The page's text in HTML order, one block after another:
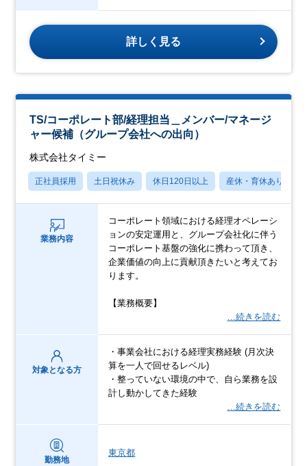
詳しく見る
TS/コーポレート部/経理担当＿メンバー/マネージ
ャー候補（グループ会社への出向）
株式会社タイミー
正社員採用 土日祝休み 休日120日以上 産休・育休あり
業務内容
コーポレート領域における経理オペレーシ
ョンの安定運用と、グループ会社化に伴う
コーポレート基盤の強化に携わって頂き、
企業価値の向上に貢献頂きたいと考えてお
ります。
【業務概要】
…続きを読む
対象となる方
・事業会社における経理実務経験 (月次決
算を一人で回せるレベル)
・整っていない環境の中で、自ら業務を設
計し動かしてきた経験
…続きを読む
勤務地
東京都